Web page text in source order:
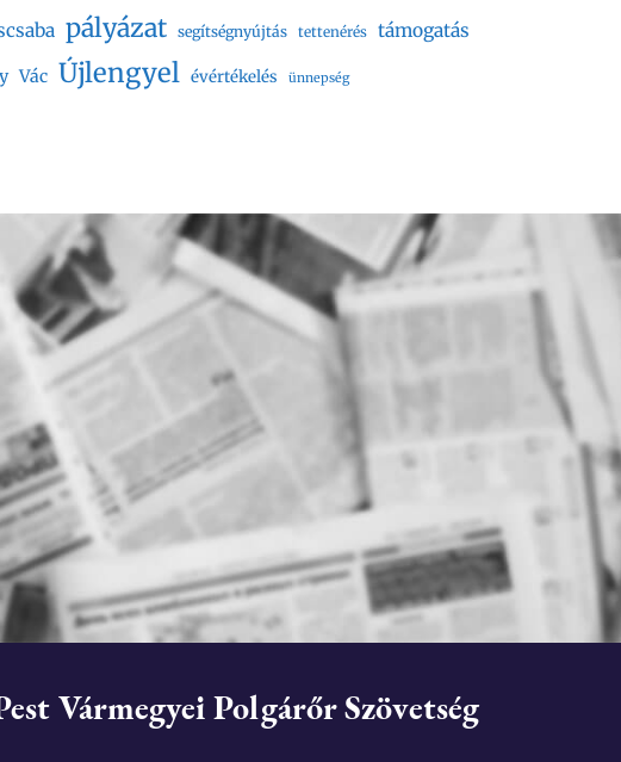
pályázat segítségnyújtás tettenérés támogatás
Vác Újlengyel évértékelés ünnepség
Vármegyei Polgárőr Szövetség